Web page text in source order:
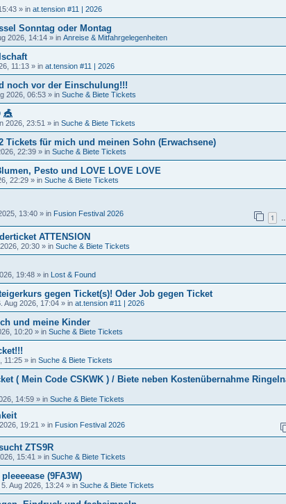
» in at.tension #11 | 2026
Sonntag oder Montag
2026, 14:14 » in Anreise & Mitfahrgelegenheiten
11:13 » in at.tension #11 | 2026
noch vor der Einschulung!!!
2026, 06:53 » in Suche & Biete Tickets
🎪
2026, 23:51 » in Suche & Biete Tickets
Tickets für mich und meinen Sohn (Erwachsene)
22:39 » in Suche & Biete Tickets
Pesto und LOVE LOVE LOVE
22:29 » in Suche & Biete Tickets
13:40 » in Fusion Festival 2026 1 …
ATTENSION
20:30 » in Suche & Biete Tickets
19:48 » in Lost & Found
gegen Ticket(s)! Oder Job gegen Ticket
Aug 2026, 17:04 » in at.tension #11 | 2026
und meine Kinder
10:20 » in Suche & Biete Tickets
11:25 » in Suche & Biete Tickets
( Mein Code CSKWK ) / Biete neben Kostenübernahme
14:59 » in Suche & Biete Tickets
19:21 » in Fusion Festival 2026
ZTS9R
15:41 » in Suche & Biete Tickets
(9FA3W)
5. Aug 2026, 13:24 » in Suche & Biete Tickets